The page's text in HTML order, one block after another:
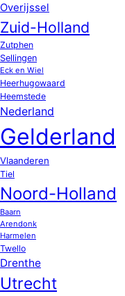
Overijssel
Zuid-Holland
Zutphen
Sellingen
Eck en Wiel
Heerhugowaard
Heemstede
Nederland
Gelderland
Vlaanderen
Tiel
Noord-Holland
Baarn
Arendonk
Harmelen
Twello
Drenthe
Utrecht